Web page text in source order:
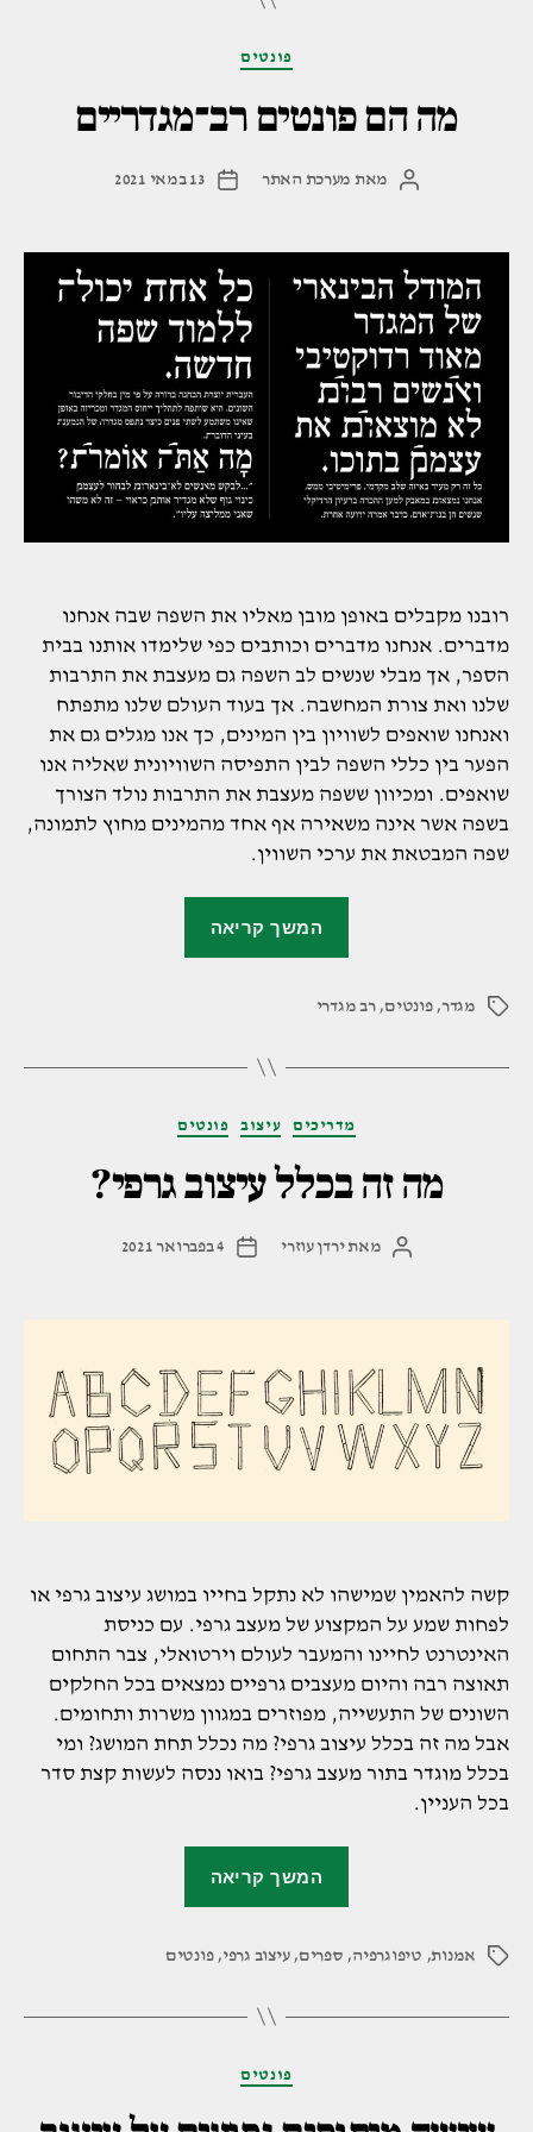
קטגוריותפונטים
מה הם פונטים רב־מגדריים
המחבר
מאת מערכת האתר
תאריך
13 במאי 2021
רובנו מקבלים באופן מובן מאליו את השפה שבה אנחנו
מדברים. אנחנו מדברים וכותבים כפי שלימדו אותנו בבית
הספר, אך מבלי שנשים לב השפה גם מעצבת את התרבות
שלנו ואת צורת המחשבה. אך בעוד העולם שלנו מתפתח
ואנחנו שואפים לשוויון בין המינים, כך אנו מגלים גם את
הפער בין כללי השפה לבין התפיסה השוויונית שאליה אנו
שואפים. ומכיוון ששפה מעצבת את התרבות נולד הצורך
בשפה אשר אינה משאירה אף אחד מהמינים מחוץ לתמונה,
שפה המבטאת את ערכי השווין.
המשך קריאה
תגיותמגדר,פונטים,רב מגדרי
קטגוריות מדריכים עיצוב פונטים
מה זה בכלל עיצוב גרפי?
המחבר
מאתירדן עוזרי
תאריך
4 בפברואר 2021
קשה להאמין שמישהו לא נתקל בחייו במושג עיצוב גרפי או
לפחות שמע על המקצוע של מעצב גרפי. עם כניסת
האינטרנט לחיינו והמעבר לעולם וירטואלי, צבר התחום
תאוצה רבה והיום מעצבים גרפיים נמצאים בכל החלקים
השונים של התעשייה, מפוזרים במגוון משרות ותחומים.
אבל מה זה בכלל עיצוב גרפי? מה נכלל תחת המושג? ומי
בכלל מוגדר בתור מעצב גרפי? בואו ננסה לעשות קצת סדר
בכל העניין.
המשך קריאה
עיצוב
תגיותאמנות, טיפוגרפיה, ספרים,עיצוב גרפי,פונטים
קטגוריותפונטים